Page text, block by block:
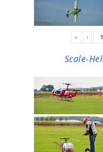
« ‹
Scale-